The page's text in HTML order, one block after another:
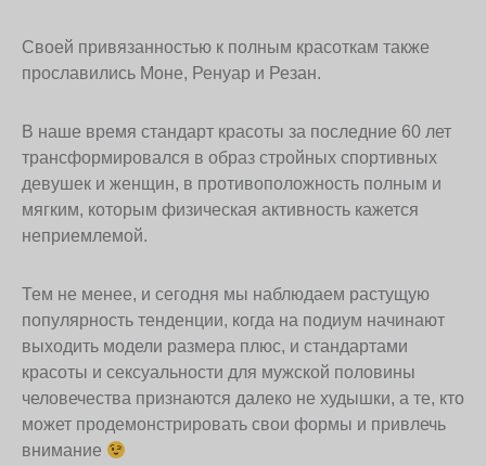
Своей привязанностью к полным красоткам также
прославились Моне, Ренуар и Резан.
В наше время стандарт красоты за последние 60 лет
трансформировался в образ стройных спортивных
девушек и женщин, в противоположность полным и
мягким, которым физическая активность кажется
неприемлемой.
Тем не менее, и сегодня мы наблюдаем растущую
популярность тенденции, когда на подиум начинают
выходить модели размера плюс, и стандартами
красоты и сексуальности для мужской половины
человечества признаются далеко не худышки, а те, кто
может продемонстрировать свои формы и привлечь
внимание